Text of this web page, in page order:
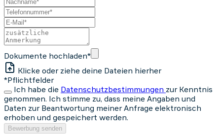
Dokumente hochladen*
Klicke oder ziehe deine Dateien hierher
*Pflichtfelder
Ich habe die Datenschutzbestimmungen zur Kenntnis
genommen. Ich stimme zu, dass meine Angaben und
Daten zur Beantwortung meiner Anfrage elektronisch
erhoben und gespeichert werden.
Bewerbung senden